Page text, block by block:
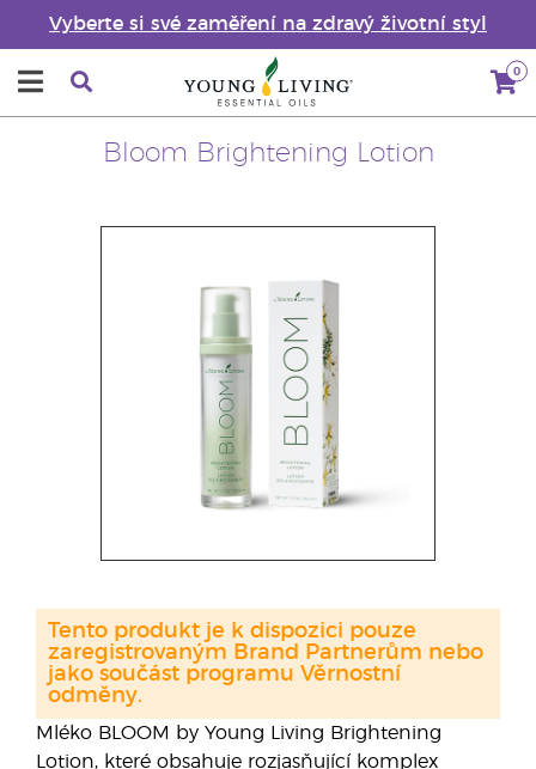
Vyberte si své zaměření na zdravý životní styl
0
Bloom Brightening Lotion
Mléko BLOOM by Young Living Brightening
Lotion, které obsahuje rozjasňující komplex
Tento produkt je k dispozici pouze
zaregistrovaným Brand Partnerům nebo
jako součást programu Věrnostní
odměny.